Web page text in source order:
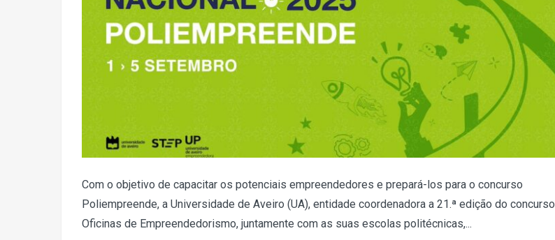
Com o objetivo de capacitar os potenciais empreendedores e prepará-los para o concurso
Poliempreende, a Universidade de Aveiro (UA), entidade coordenadora a 21.ª edição do concurso
Oficinas de Empreendedorismo, juntamente com as suas escolas politécnicas,...